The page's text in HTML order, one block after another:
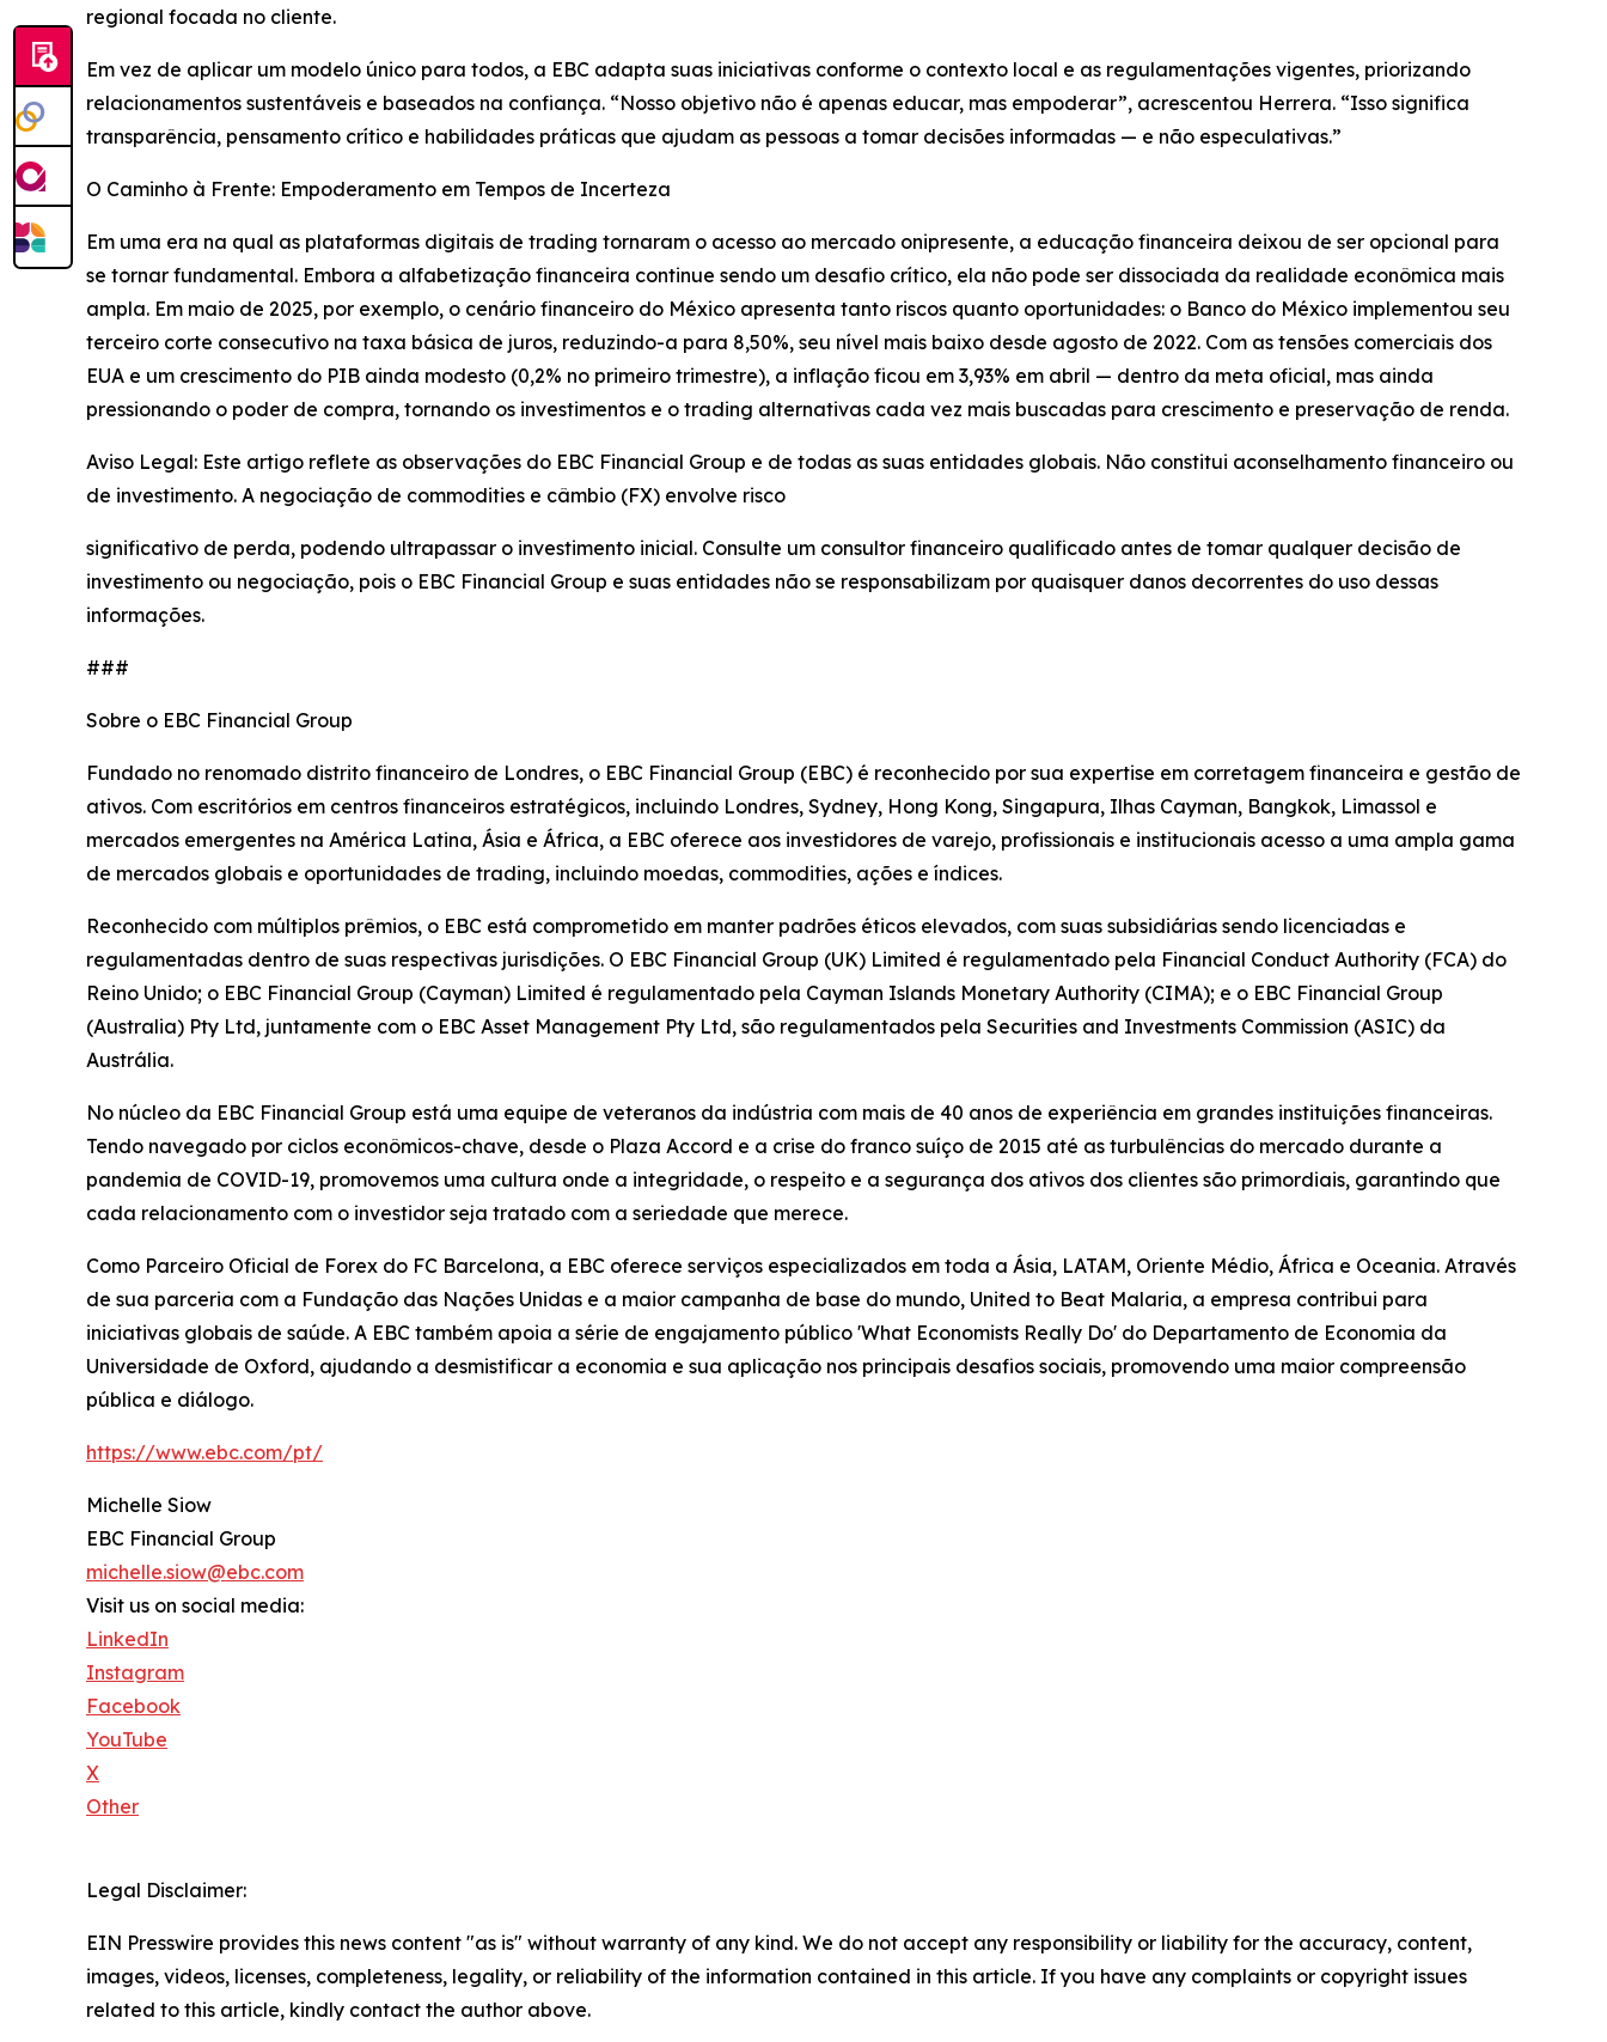
regional focada no cliente.
Em vez de aplicar um modelo único para todos, a EBC adapta suas iniciativas conforme o contexto local e as regulamentações vigentes, priorizando
relacionamentos sustentáveis e baseados na confiança. “Nosso objetivo não é apenas educar, mas empoderar”, acrescentou Herrera. “Isso significa
transparência, pensamento crítico e habilidades práticas que ajudam as pessoas a tomar decisões informadas — e não especulativas.”
O Caminho à Frente: Empoderamento em Tempos de Incerteza
Em uma era na qual as plataformas digitais de trading tornaram o acesso ao mercado onipresente, a educação financeira deixou de ser opcional para
se tornar fundamental. Embora a alfabetização financeira continue sendo um desafio crítico, ela não pode ser dissociada da realidade econômica mais
ampla. Em maio de 2025, por exemplo, o cenário financeiro do México apresenta tanto riscos quanto oportunidades: o Banco do México implementou seu
terceiro corte consecutivo na taxa básica de juros, reduzindo-a para 8,50%, seu nível mais baixo desde agosto de 2022. Com as tensões comerciais dos
EUA e um crescimento do PIB ainda modesto (0,2% no primeiro trimestre), a inflação ficou em 3,93% em abril — dentro da meta oficial, mas ainda
pressionando o poder de compra, tornando os investimentos e o trading alternativas cada vez mais buscadas para crescimento e preservação de renda.
Aviso Legal: Este artigo reflete as observações do EBC Financial Group e de todas as suas entidades globais. Não constitui aconselhamento financeiro ou
de investimento. A negociação de commodities e câmbio (FX) envolve risco
significativo de perda, podendo ultrapassar o investimento inicial. Consulte um consultor financeiro qualificado antes de tomar qualquer decisão de
investimento ou negociação, pois o EBC Financial Group e suas entidades não se responsabilizam por quaisquer danos decorrentes do uso dessas
informações.
###
Sobre o EBC Financial Group
Fundado no renomado distrito financeiro de Londres, o EBC Financial Group (EBC) é reconhecido por sua expertise em corretagem financeira e gestão de
ativos. Com escritórios em centros financeiros estratégicos, incluindo Londres, Sydney, Hong Kong, Singapura, Ilhas Cayman, Bangkok, Limassol e
mercados emergentes na América Latina, Ásia e África, a EBC oferece aos investidores de varejo, profissionais e institucionais acesso a uma ampla gama
de mercados globais e oportunidades de trading, incluindo moedas, commodities, ações e índices.
Reconhecido com múltiplos prêmios, o EBC está comprometido em manter padrões éticos elevados, com suas subsidiárias sendo licenciadas e
regulamentadas dentro de suas respectivas jurisdições. O EBC Financial Group (UK) Limited é regulamentado pela Financial Conduct Authority (FCA) do
Reino Unido; o EBC Financial Group (Cayman) Limited é regulamentado pela Cayman Islands Monetary Authority (CIMA); e o EBC Financial Group
(Australia) Pty Ltd, juntamente com o EBC Asset Management Pty Ltd, são regulamentados pela Securities and Investments Commission (ASIC) da
Austrália.
No núcleo da EBC Financial Group está uma equipe de veteranos da indústria com mais de 40 anos de experiência em grandes instituições financeiras.
Tendo navegado por ciclos econômicos-chave, desde o Plaza Accord e a crise do franco suíço de 2015 até as turbulências do mercado durante a
pandemia de COVID-19, promovemos uma cultura onde a integridade, o respeito e a segurança dos ativos dos clientes são primordiais, garantindo que
cada relacionamento com o investidor seja tratado com a seriedade que merece.
Como Parceiro Oficial de Forex do FC Barcelona, a EBC oferece serviços especializados em toda a Ásia, LATAM, Oriente Médio, África e Oceania. Através
de sua parceria com a Fundação das Nações Unidas e a maior campanha de base do mundo, United to Beat Malaria, a empresa contribui para
iniciativas globais de saúde. A EBC também apoia a série de engajamento público 'What Economists Really Do' do Departamento de Economia da
Universidade de Oxford, ajudando a desmistificar a economia e sua aplicação nos principais desafios sociais, promovendo uma maior compreensão
pública e diálogo.
https://www.ebc.com/pt/
Michelle Siow
EBC Financial Group
michelle.siow@ebc.com
Visit us on social media:
LinkedIn
Instagram
Facebook
YouTube
X
Other
Legal Disclaimer:
EIN Presswire provides this news content "as is" without warranty of any kind. We do not accept any responsibility or liability for the accuracy, content,
images, videos, licenses, completeness, legality, or reliability of the information contained in this article. If you have any complaints or copyright issues
related to this article, kindly contact the author above.